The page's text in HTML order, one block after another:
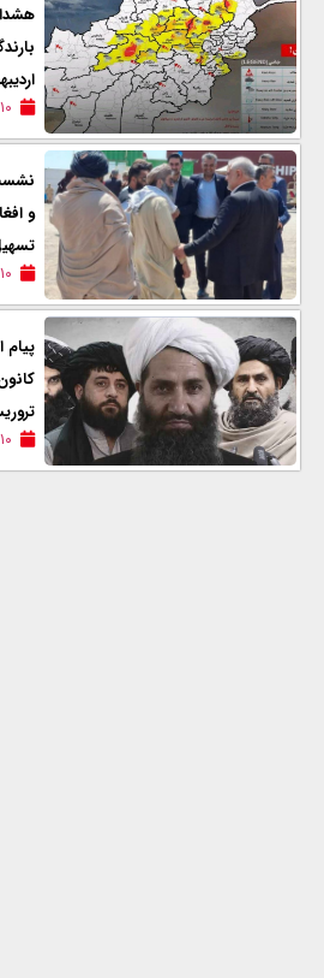
۱۰ ثور ۱۴۰۵
و
۱۰ ثور ۱۴۰۵
پیام
۱۰ ثور ۱۴۰۵